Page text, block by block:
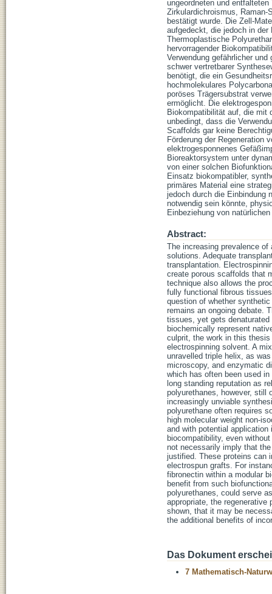
ungeordneten und
Zirkulardichroismus, Raman-
bestätigt wurde. Die Zell-
aufgedeckt, die jedoch in der
Thermoplastische
hervorragender
Verwendung gefährlicher
schwer vertretbarer
benötigt, die ein
hochmolekulares
poröses Trägersubstrat
ermöglicht. Die
Biokompatibilität auf, die mit
unbedingt, dass die
Scaffolds gar keine
Förderung der Regeneration
elektrogesponnenes
Bioreaktorsystem unter
von einer solchen
Einsatz biokompatibler,
primäres Material eine
jedoch durch die Einbindung
notwendig sein könnte,
Einbeziehung von
Abstract:
The increasing prevalence of
solutions. Adequate
transplantation.
create porous scaffolds that
technique also allows the
fully functional fibrous
question of whether
remains an ongoing debate.
tissues, yet gets
biochemically represent
culprit, the work in this
electrospinning solvent. A
unravelled triple helix, as
microscopy, and enzymatic
which has often been used
long standing reputation as
polyurethanes, however, still
increasingly unviable
polyurethane often requires
high molecular weight non-
and with potential
biocompatibility, even
not necessarily imply that
justified. These proteins can
electrospun grafts. For
fibronectin within a modular
benefit from such
polyurethanes, could serve
appropriate, the
shown, that it may be
the additional benefits of
Das Dokument
7 Mathematisch-